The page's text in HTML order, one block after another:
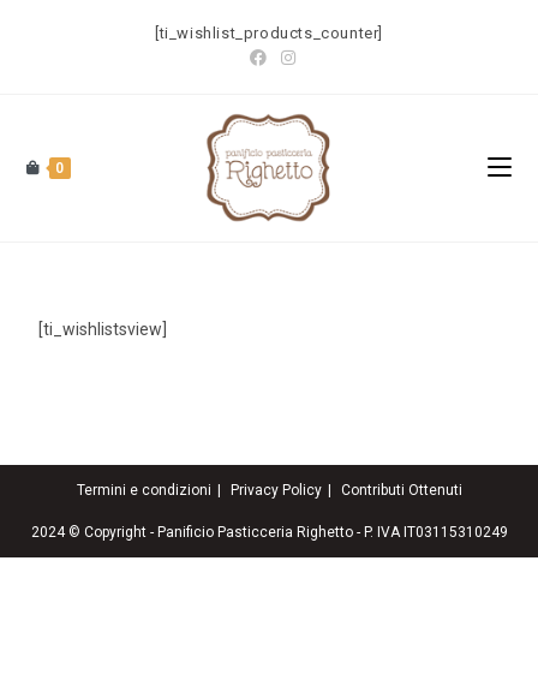
[ti_wishlist_products_counter]
0
[ti_wishlistsview]
Termini e condizioni Privacy Policy Contributi Ottenuti
2024 © Copyright - Panificio Pasticceria Righetto - P. IVA IT03115310249